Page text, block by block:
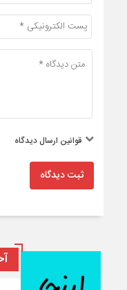
قوانین ارسال دیدگاه
ثبت دیدگاه